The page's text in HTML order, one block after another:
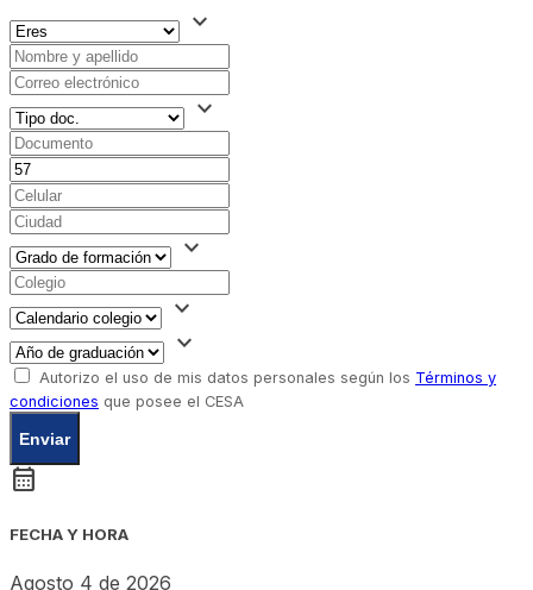
expand_more
expand_more
expand_more
expand_more
expand_more
Autorizo el uso de mis datos personales según los Términos y
condiciones que posee el CESA
Enviar
calendar_month
FECHA Y HORA
Agosto 4 de 2026